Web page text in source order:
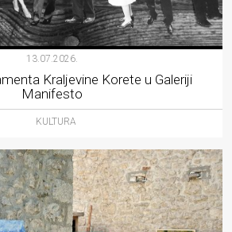
13.07.2026.
Kraljevine Korete u Galeriji
Manifesto
KULTURA